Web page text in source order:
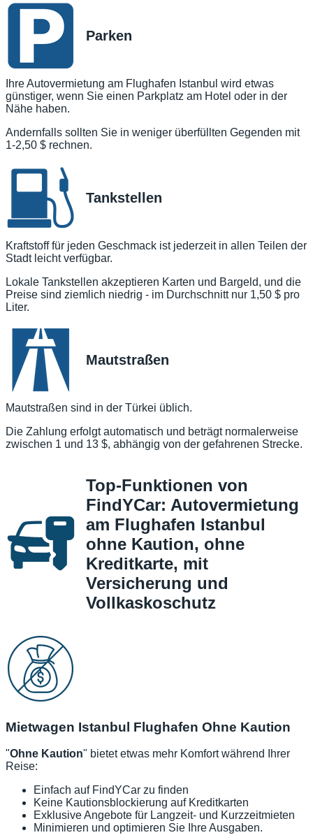
Parken
Ihre Autovermietung am Flughafen Istanbul wird etwas
günstiger, wenn Sie einen Parkplatz am Hotel oder in der
Nähe haben.
Andernfalls sollten Sie in weniger überfüllten Gegenden mit
1-2,50 $ rechnen.
Tankstellen
Kraftstoff für jeden Geschmack ist jederzeit in allen Teilen der
Stadt leicht verfügbar.
Lokale Tankstellen akzeptieren Karten und Bargeld, und die
Preise sind ziemlich niedrig - im Durchschnitt nur 1,50 $ pro
Liter.
Mautstraßen
Mautstraßen sind in der Türkei üblich.
Die Zahlung erfolgt automatisch und beträgt normalerweise
zwischen 1 und 13 $, abhängig von der gefahrenen Strecke.
Top-Funktionen von
FindYCar: Autovermietung
am Flughafen Istanbul
ohne Kaution, ohne
Kreditkarte, mit
Versicherung und
Vollkaskoschutz
Mietwagen Istanbul Flughafen Ohne Kaution
"Ohne Kaution" bietet etwas mehr Komfort während Ihrer
Reise:
Einfach auf FindYCar zu finden
Keine Kautionsblockierung auf Kreditkarten
Exklusive Angebote für Langzeit- und Kurzzeitmieten
Minimieren und optimieren Sie Ihre Ausgaben.